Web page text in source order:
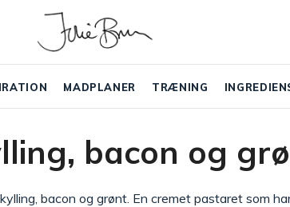
MADPLANER TRÆNING
bacon og
bacon og grønt. En cremet pastaret som